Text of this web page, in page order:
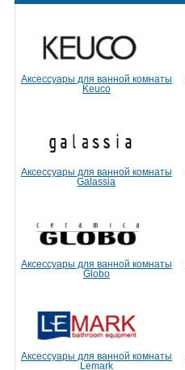
Аксессуары для ванной комнаты
Keuco
Аксессуары для ванной комнаты
Galassia
Аксессуары для ванной комнаты
Globo
Аксессуары для ванной комнаты
Lemark